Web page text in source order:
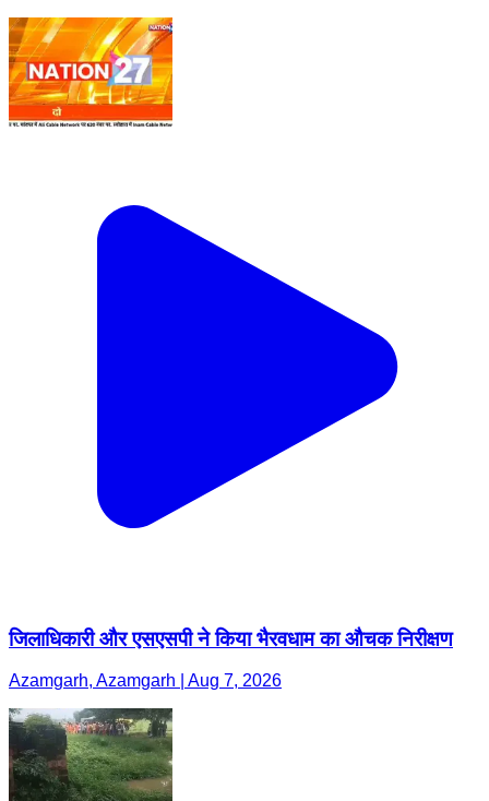
जिलाधिकारी और एसएसपी ने किया भैरवधाम का औचक निरीक्षण
Azamgarh, Azamgarh | Aug 7, 2026